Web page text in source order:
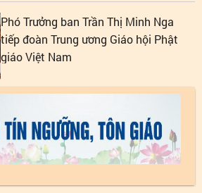
Phó Trưởng ban Trần Thị Minh Nga
tiếp đoàn Trung ương Giáo hội Phật
giáo Việt Nam